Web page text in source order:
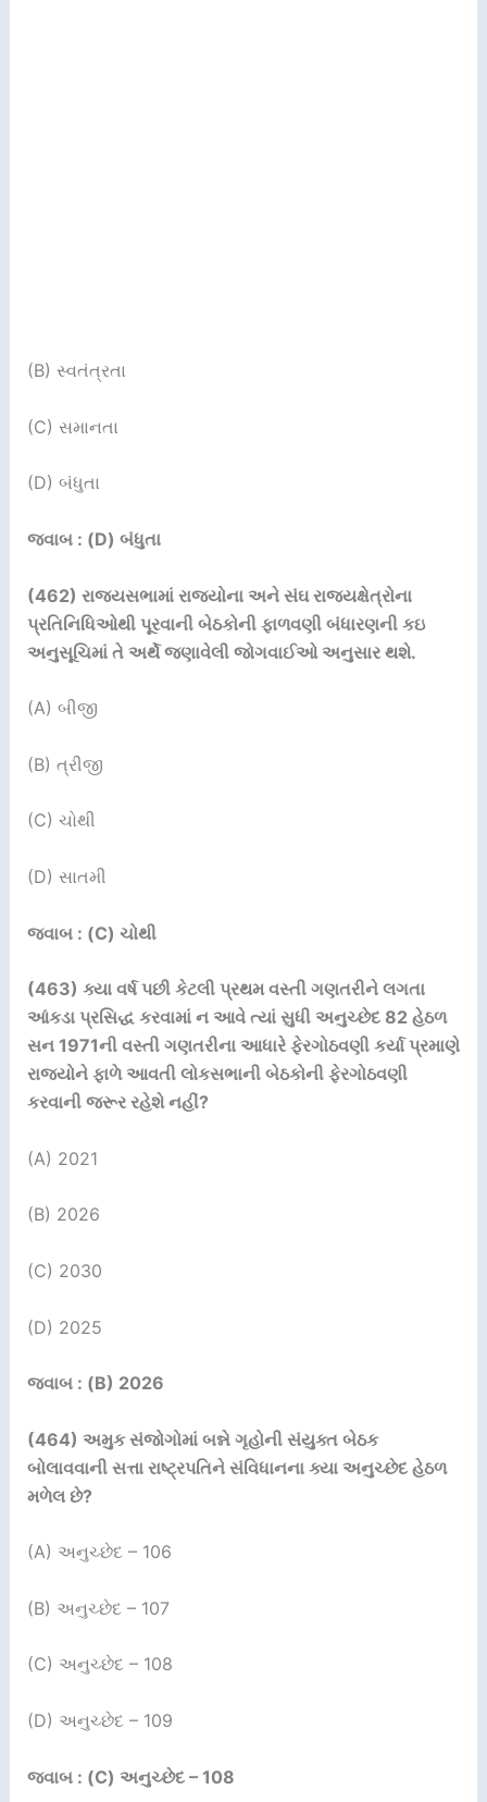
(B) સ્વતંત્રતા
(C) સમાનતા
(D) બંધુતા
જવાબ : (D) બંધુતા
(462) રાજ્યસભામાં રાજ્યોના અને સંઘ રાજ્યક્ષેત્રોના
પ્રતિનિધિઓથી પૂરવાની બેઠકોની ફાળવણી બંધારણની કઇ
અનુસૂચિમાં તે અર્થે જણાવેલી જોગવાઈઓ અનુસાર થશે.
(A) બીજી
(B) ત્રીજી
(C) ચોથી
(D) સાતમી
જવાબ : (C) ચોથી
(463) ક્યા વર્ષ પછી કેટલી પ્રથમ વસ્તી ગણતરીને લગતા
આંકડા પ્રસિદ્ધ કરવામાં ન આવે ત્યાં સુધી અનુચ્છેદ 82હેઠળ
સન 1971ની વસ્તી ગણતરીના આધારે ફેરગોઠવણી કર્યા પ્રમાણે
રાજ્યોને ફાળે આવતી લોકસભાની બેઠકોની ફેરગોઠવણી
કરવાની જરૂર રહેશે નહીં?
(A) 2021
(B) 2026
(C) 2030
(D) 2025
જવાબ : (B) 2026
(464) અમુક સંજોગોમાં બન્ને ગૃહોની સંયુક્ત બેઠક
બોલાવવાની સત્તા રાષ્ટ્રપતિને સંવિધાનના ક્યા અનુચ્છેદ હેઠળ
મળેલ છે?
(A) અનુચ્છેદ – 106
(B) અનુચ્છેદ – 107
(C) અનુચ્છેદ – 108
(D) અનુચ્છેદ – 109
જવાબ : (C) અનુચ્છેદ – 108